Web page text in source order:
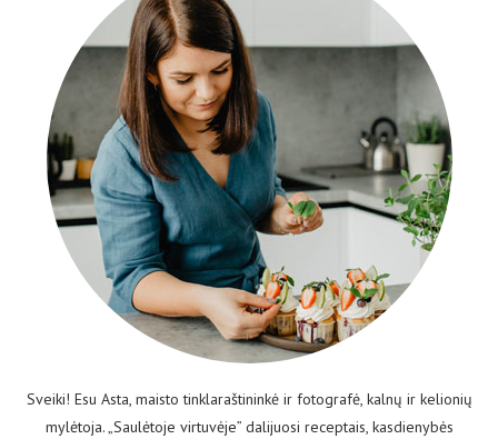
Sveiki! Esu Asta, maisto tinklaraštininkė ir fotografė, kalnų ir kelionių
mylėtoja. „Saulėtoje virtuvėje” dalijuosi receptais, kasdienybės